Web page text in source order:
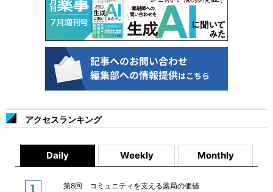
アクセスランキング
Daily Weekly Monthly
第8回 コミュニティを支える薬局の価値